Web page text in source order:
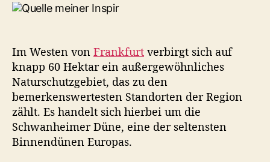
a
a
u
t
r
t
l
i
h
u
n
r
g
n
e
s
Im Westen von Frankfurt verbirgt sich auf
knapp 60 Hektar ein außergewöhnliches
Naturschutzgebiet, das zu den
bemerkenswertesten Standorten der Region
zählt. Es handelt sich hierbei um die
Schwanheimer Düne, eine der seltensten
Binnendünen Europas.